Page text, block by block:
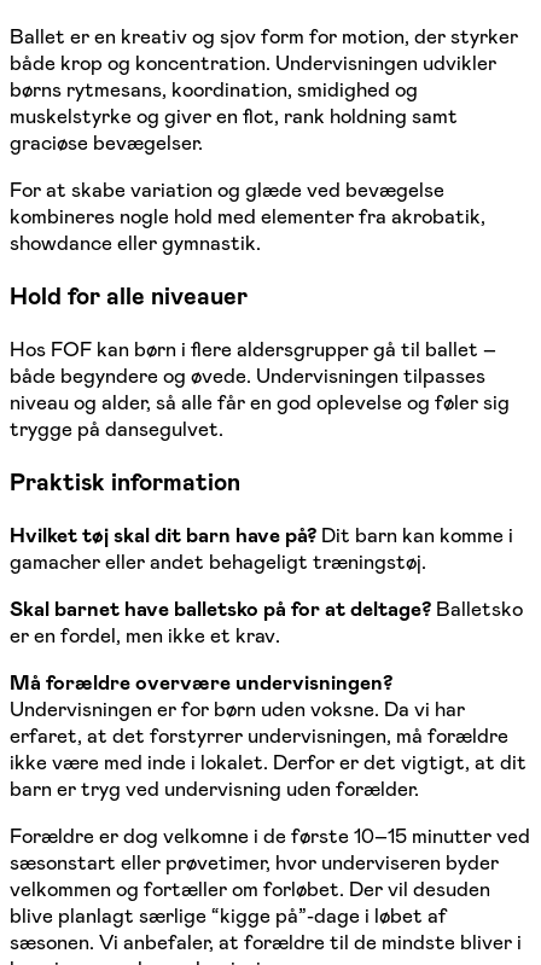
Ballet er en kreativ og sjov form for motion, der styrker
både krop og koncentration. Undervisningen udvikler
børns rytmesans, koordination, smidighed og
muskelstyrke og giver en flot, rank holdning samt
graciøse bevægelser.
For at skabe variation og glæde ved bevægelse
kombineres nogle hold med elementer fra akrobatik,
showdance eller gymnastik.
Hold for alle niveauer
Hos FOF kan børn i flere aldersgrupper gå til ballet –
både begyndere og øvede. Undervisningen tilpasses
niveau og alder, så alle får en god oplevelse og føler sig
trygge på dansegulvet.
Praktisk information
Hvilket tøj skal dit barn have på? Dit barn kan komme i
gamacher eller andet behageligt træningstøj.
Skal barnet have balletsko på for at deltage? Balletsko
er en fordel, men ikke et krav.
Må forældre overvære undervisningen?
Undervisningen er for børn uden voksne. Da vi har
erfaret, at det forstyrrer undervisningen, må forældre
ikke være med inde i lokalet. Derfor er det vigtigt, at dit
barn er tryg ved undervisning uden forælder.
Forældre er dog velkomne i de første 10–15 minutter ved
sæsonstart eller prøvetimer, hvor underviseren byder
velkommen og fortæller om forløbet. Der vil desuden
blive planlagt særlige “kigge på”-dage i løbet af
sæsonen. Vi anbefaler, at forældre til de mindste bliver i